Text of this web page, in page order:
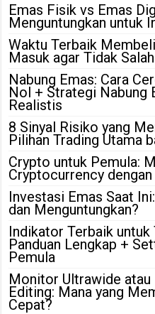
Emas Fisik vs Emas
Menguntungkan untuk
Waktu Terbaik
Masuk agar Tidak
Nabung Emas: Cara
Nol + Strategi Nabung
Realistis
8 Sinyal Risiko yang
Pilihan Trading Utama
Crypto untuk Pemula:
Cryptocurrency dengan
Investasi Emas Saat
dan Menguntungkan?
Indikator Terbaik untuk
Panduan Lengkap +
Pemula
Monitor Ultrawide
Editing: Mana yang
Cepat?